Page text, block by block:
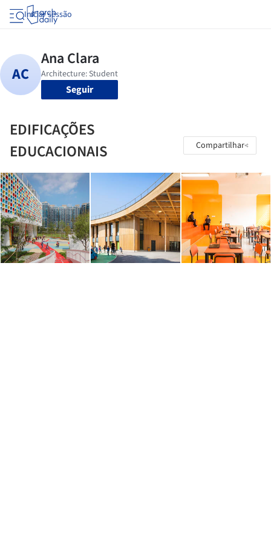
Iniciar sessão
Seguir
EDIFICAÇÕES
EDUCACIONAIS
Compartilhar